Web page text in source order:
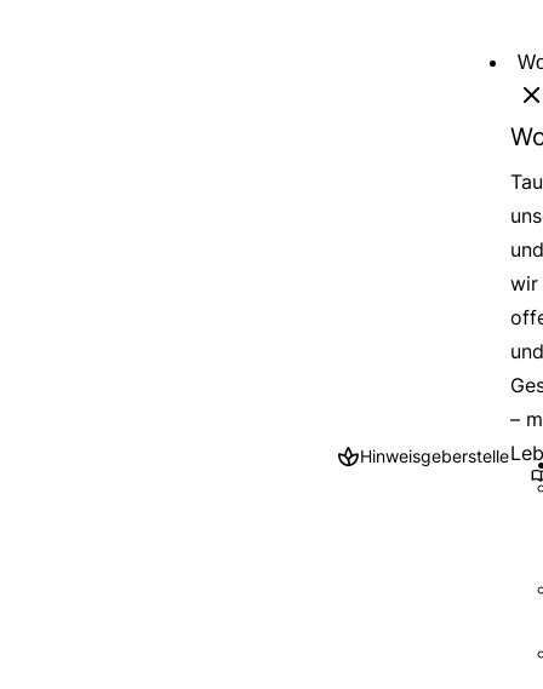
wir
–
Hinweisgeberstelle